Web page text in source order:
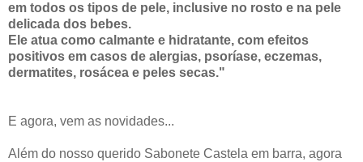
em todos os tipos de pele, inclusive no rosto e na pele
delicada dos bebes.
Ele atua como calmante e hidratante, com efeitos
positivos em casos de alergias, psoríase, eczemas,
dermatites, rosácea e peles secas."
E agora, vem as novidades...
Além do nosso querido Sabonete Castela em barra, agora